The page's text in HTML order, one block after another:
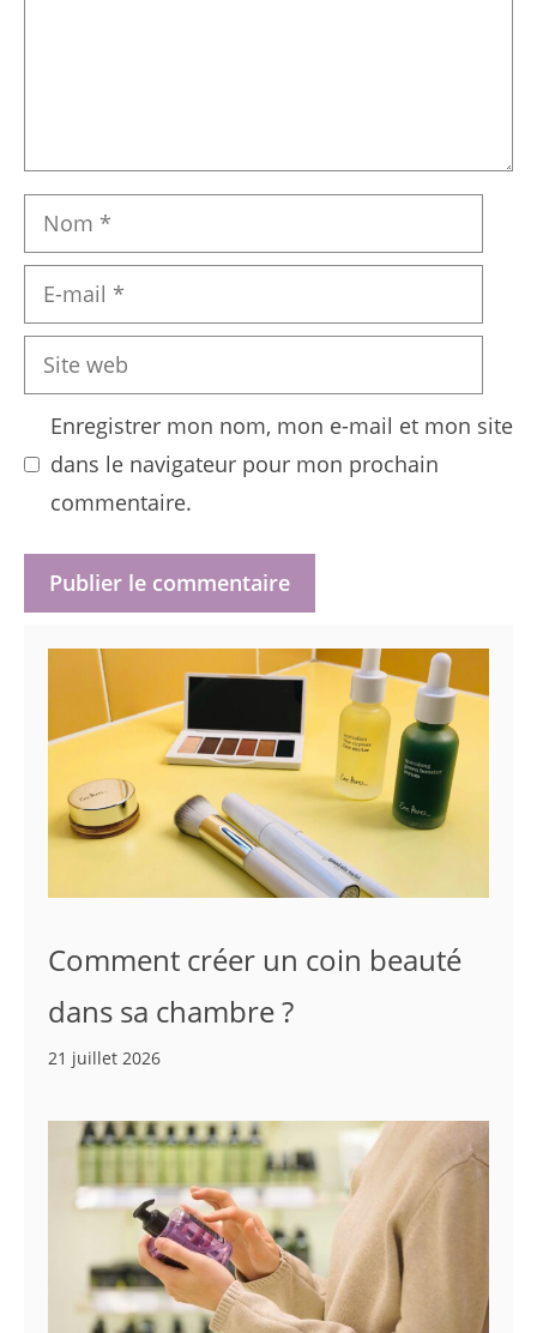
Nom
mail
Site
web
Enregistrer mon nom, mon e-mail et mon site
dans le navigateur pour mon prochain
commentaire.
Comment créer un coin beauté
dans sa chambre ?
21 juillet 2026